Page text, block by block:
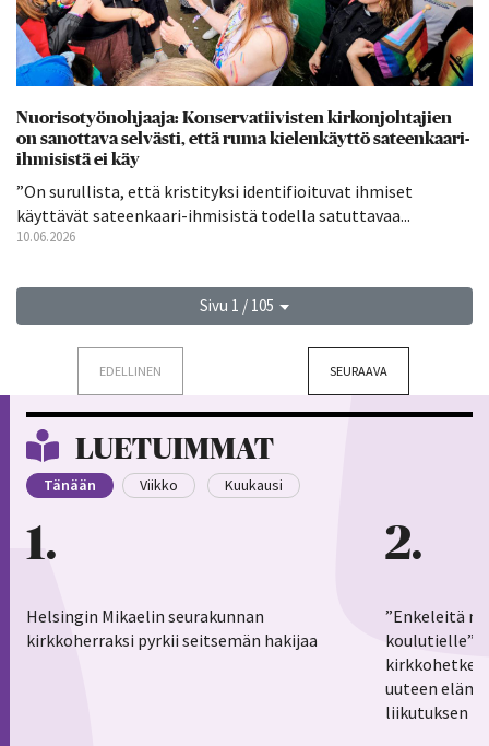
Nuorisotyönohjaaja: Konservatiivisten kirkonjohtajien
on sanottava selvästi, että ruma kielenkäyttö sateenkaari-
ihmisistä ei käy
”On surullista, että kristityksi identifioituvat ihmiset
käyttävät sateenkaari-ihmisistä todella satuttavaa...
10.06.2026
Sivu 1 / 105
EDELLINEN SEURAAVA
LUETUIMMAT
Tänään Viikko Kuukausi
1
Helsingin Mikaelin seurakunnan
kirkkoherraksi pyrkii seitsemän hakijaa
2
”Enkeleitä
koulutielle”–
uuteen
liikutuksen